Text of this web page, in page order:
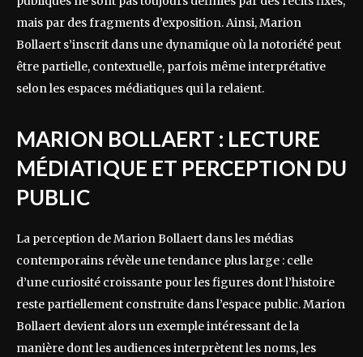
mais par des fragments d’exposition. Ainsi, Marion
Bollaert s’inscrit dans une dynamique où la notoriété peut
être partielle, contextuelle, parfois même interprétative
selon les espaces médiatiques qui la relaient.
MARION BOLLAERT : LECTURE
MÉDIATIQUE ET PERCEPTION DU
PUBLIC
La perception de Marion Bollaert dans les médias
contemporains révèle une tendance plus large : celle
d’une curiosité croissante pour les figures dont l’histoire
reste partiellement construite dans l’espace public. Marion
Bollaert devient alors un exemple intéressant de la
manière dont les audiences interprètent les noms, les